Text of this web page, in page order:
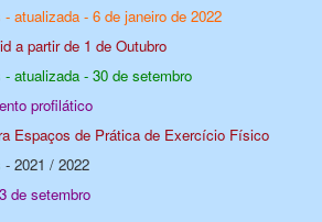
atualizada - 6 de janeiro de 2022
a partir de 1 de Outubro
atualizada - 30 de setembro
profilático
Espaços de Prática de Exercício Físico
- 2021 / 2022
de setembro